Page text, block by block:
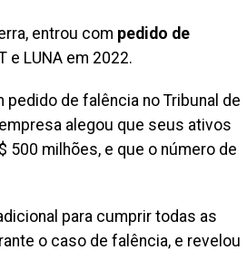
entrou com pedido de
e LUNA em 2022.
pedido de falência no Tribunal de
alegou que seus ativos
500 milhões, e que o número de
para cumprir todas as
o caso de falência, e revelou